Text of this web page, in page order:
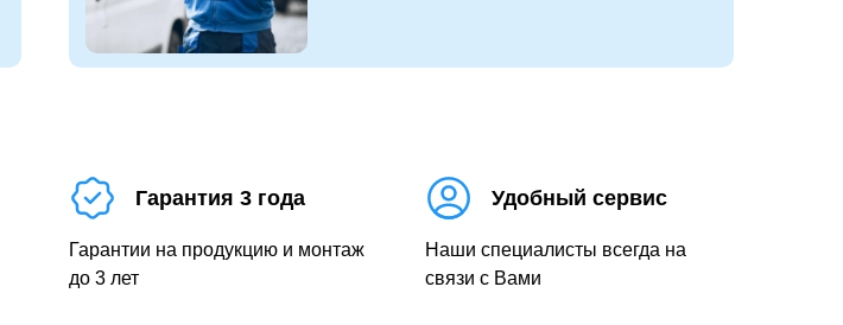
Гарантия 3 года
Гарантии на продукцию и монтаж
до 3 лет
Удобный сервис
Наши специалисты всегда на
связи с Вами